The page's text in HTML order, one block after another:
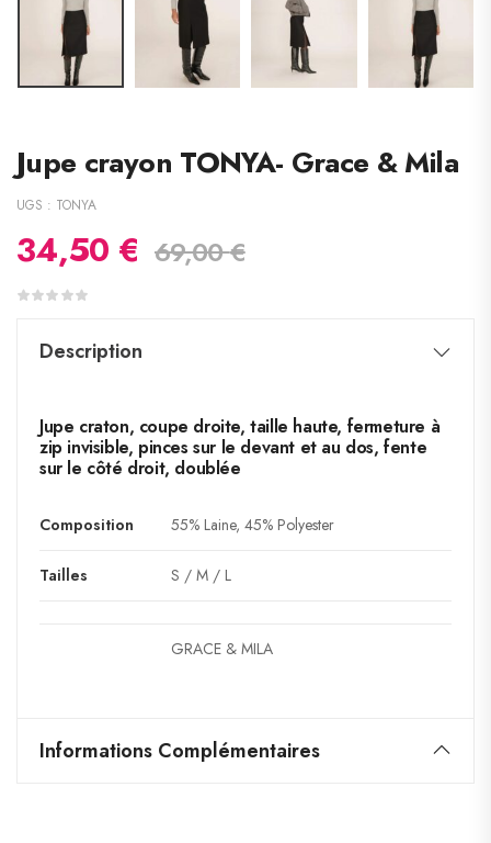
Jupe crayon TONYA- Grace & Mila
UGS : TONYA
34,50 € 69,00€
Description
Jupe craton, coupe droite, taille haute, fermeture à
zip invisible, pinces sur le devant et au dos, fente
sur le côté droit, doublée
Composition 55% Laine, 45% Polyester
Tailles S / M / L
GRACE & MILA
Informations Complémentaires